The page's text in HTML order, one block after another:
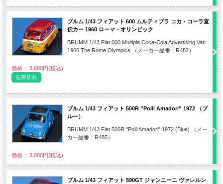
ブルム 1/43 フィアット 600 ムルティプラ コカ・コーラ宣
伝カー 1960 ローマ・オリンピック
BRUMM 1/43 Fiat 600 Multipla Coca-Cola Advertising Van
1960 The Rome Olympics （メーカー品番：R482）
価格： 3,680円(税込)
在庫切れ
ブルム 1/43 フィアット 500R ”Polli Amadori” 1972 （ブ
ルー）
BRUMM 1/43 Fiat 500R "Polli Amadori" 1972 (Blue) （メー
カー品番：R485）
価格： 3,000円(税込)
ブルム 1/43 フィアット 590GT ジャンニーニ ヴァレルン